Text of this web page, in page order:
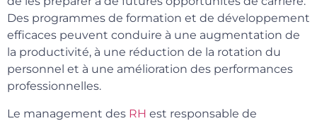
Des programmes de formation et de développement
efficaces peuvent conduire à une augmentation de
la productivité, à une réduction de la rotation du
personnel et à une amélioration des performances
professionnelles.
Le management des RH est responsable de